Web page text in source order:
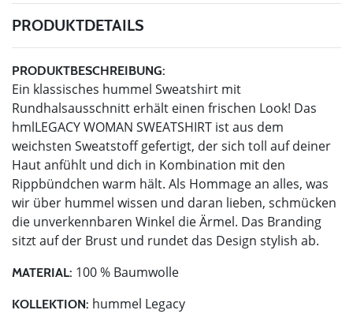
PRODUKTDETAILS
PRODUKTBESCHREIBUNG:
Ein klassisches hummel Sweatshirt mit
Rundhalsausschnitt erhält einen frischen Look! Das
hmlLEGACY WOMAN SWEATSHIRT ist aus dem
weichsten Sweatstoff gefertigt, der sich toll auf deiner
Haut anfühlt und dich in Kombination mit den
Rippbündchen warm hält. Als Hommage an alles, was
wir über hummel wissen und daran lieben, schmücken
die unverkennbaren Winkel die Ärmel. Das Branding
sitzt auf der Brust und rundet das Design stylish ab.
MATERIAL: 100 % Baumwolle
KOLLEKTION: hummel Legacy